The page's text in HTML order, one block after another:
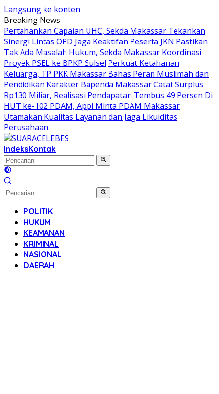
Langsung ke konten
Breaking News
Pertahankan Capaian UHC, Sekda Makassar Tekankan
Sinergi Lintas OPD Jaga Keaktifan Peserta JKN Pastikan
Tak Ada Masalah Hukum, Sekda Makassar Koordinasi
Proyek PSEL ke BPKP Sulsel Perkuat Ketahanan
Keluarga, TP PKK Makassar Bahas Peran Muslimah dan
Pendidikan Karakter Bapenda Makassar Catat Surplus
Rp130 Miliar, Realisasi Pendapatan Tembus 49 Persen Di
HUT ke-102 PDAM, Appi Minta PDAM Makassar
Utamakan Kualitas Layanan dan Jaga Likuiditas
Perusahaan
IndeksKontak
POLITIK
HUKUM
KEAMANAN
KRIMINAL
NASIONAL
DAERAH